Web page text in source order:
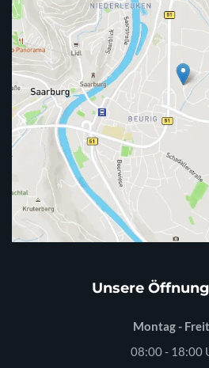
Unsere
Montag -
08:00 - 18:00